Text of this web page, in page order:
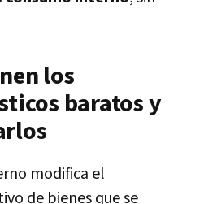
los
baratos y
modifica el
de bienes que se